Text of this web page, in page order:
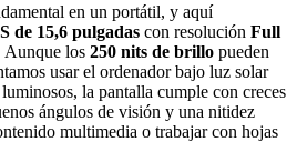
en un portátil, y aquí
de 15,6 pulgadas con resolución Full
Aunque los 250 nits de brillo pueden
usar el ordenador bajo luz solar
la pantalla cumple con creces
ángulos de visión y una nitidez
multimedia o trabajar con hojas